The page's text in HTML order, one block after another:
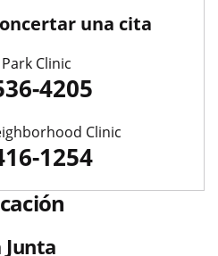
una cita
Clinic
4205
Clinic
1254